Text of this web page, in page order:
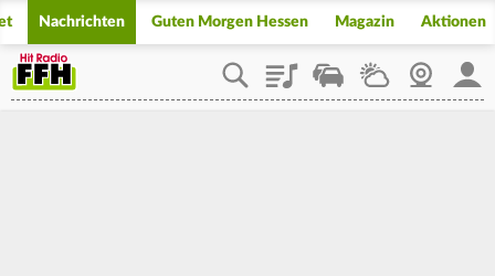
Nachrichten Guten Morgen Hessen Magazin Aktionen
PlaylistStaupilotWetterWebcam